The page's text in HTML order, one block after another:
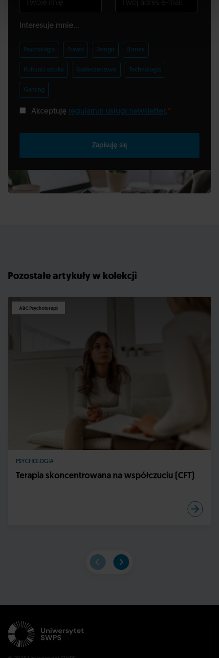
Interesuje mnie...
Psychologia Prawo Design Biznes
Kultura i sztuka Społeczeństwo Technologia
Gaming
Akceptuję regulamin usługi newsletter.*
Zapisuję się
Pozostałe artykuły w kolekcji
ABC Psychoterapii
PSYCHOLOGIA
Terapia skoncentrowana na współczuciu (CFT)